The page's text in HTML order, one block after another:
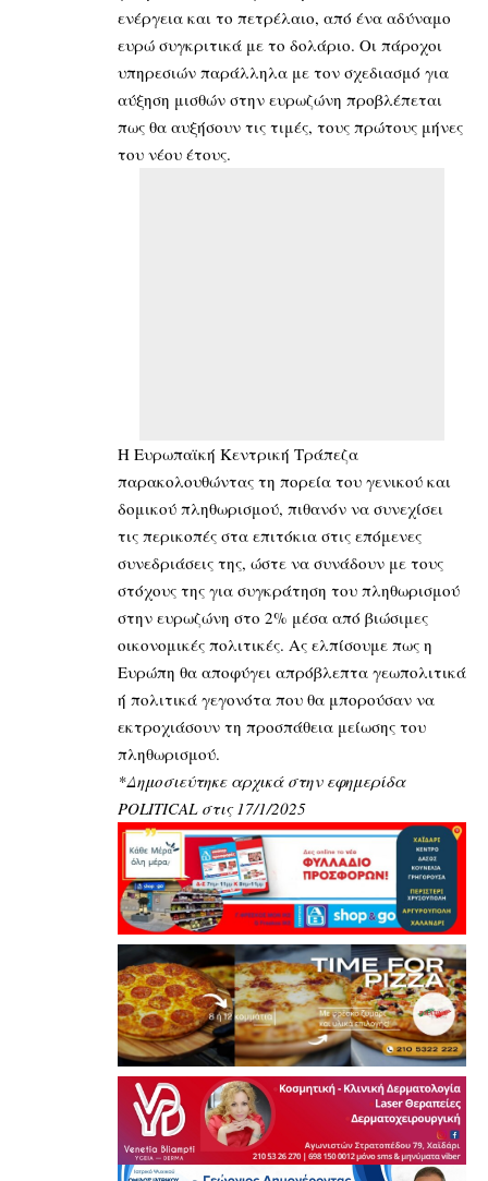
ενέργεια και το πετρέλαιο, από ένα αδύναμο
ευρώ συγκριτικά με το δολάριο. Οι πάροχοι
υπηρεσιών παράλληλα με τον σχεδιασμό για
αύξηση μισθών στην ευρωζώνη προβλέπεται
πως θα αυξήσουν τις τιμές, τους πρώτους μήνες
του νέου έτους.
Η Ευρωπαϊκή Κεντρική Τράπεζα
παρακολουθώντας τη πορεία του γενικού και
δομικού πληθωρισμού, πιθανόν να συνεχίσει
τις περικοπές στα επιτόκια στις επόμενες
συνεδριάσεις της, ώστε να συνάδουν με τους
στόχους της για συγκράτηση του πληθωρισμού
στην ευρωζώνη στο 2% μέσα από βιώσιμες
οικονομικές πολιτικές. Ας ελπίσουμε πως η
Ευρώπη θα αποφύγει απρόβλεπτα γεωπολιτικά
ή πολιτικά γεγονότα που θα μπορούσαν να
εκτροχιάσουν τη προσπάθεια μείωσης του
πληθωρισμού.
*Δημοσιεύτηκε αρχικά στην εφημερίδα
POLITICAL στις 17/1/2025